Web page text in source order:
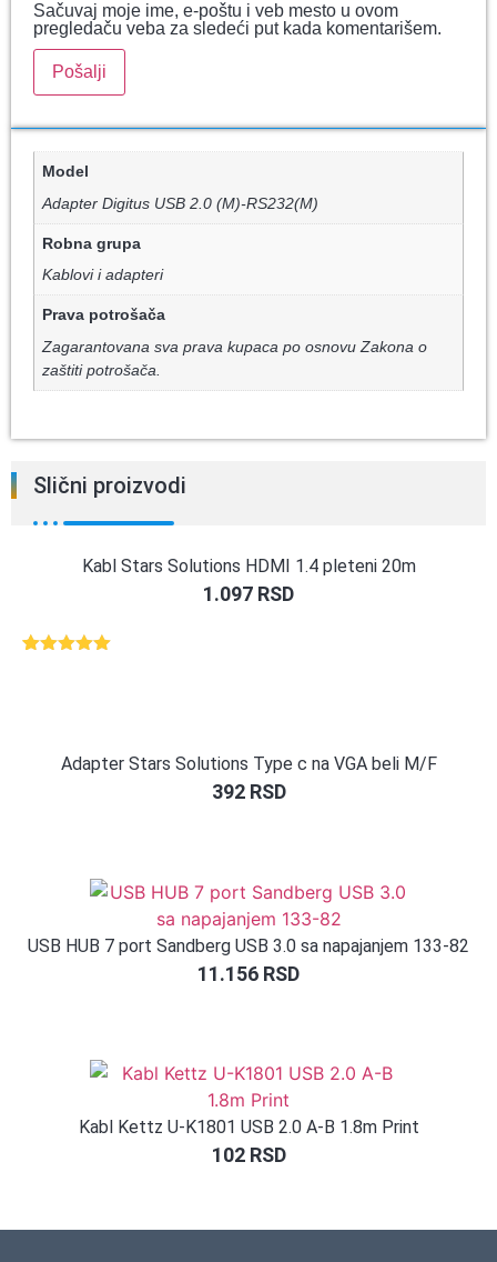
Sačuvaj moje ime, e-poštu i veb mesto u ovom
pregledaču veba za sledeći put kada komentarišem.
Model
Adapter Digitus USB 2.0 (M)-RS232(M)
Robna grupa
Kablovi i adapteri
Prava potrošača
Zagarantovana sva prava kupaca po osnovu Zakona o
zaštiti potrošača.
Slični proizvodi
Kabl Stars Solutions HDMI 1.4 pleteni 20m
1.097 RSD
Adapter Stars Solutions Type c na VGA beli M/F
392 RSD
USB HUB 7 port Sandberg USB 3.0 sa napajanjem 133-82
11.156 RSD
Kabl Kettz U-K1801 USB 2.0 A-B 1.8m Print
102 RSD